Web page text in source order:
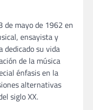
de mayo de 1962 en
ensayista y
dedicado su vida
de la música
énfasis en la
alternativas
siglo XX.